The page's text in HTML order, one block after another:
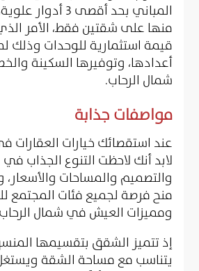
المباني بحد أقصى 3
منها على شقتين فقط، الأمر
قيمة استثمارية للوحدات وذلك
أعدادها، وتوفيرها السكينة
شمال الرحاب.
مواصفات جذابة
عند استقصائك خيارات العقارات
لابد أنك لاحظت التنوع الجذاب
والتصميم والمساحات
منح فرصة لجميع فئات المجتمع
ومميزات العيش في شمال
إذ تتميز الشقق بتقسيمها
يتناسب مع مساحة الشقة ويستغل